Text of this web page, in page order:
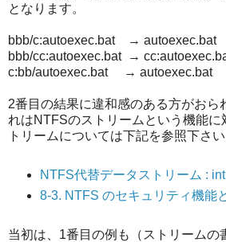
となります。
bbb/c:autoexec.bat → autoexec.bat
bbb/cc:autoexec.bat →
c:bb/autoexec.bat → autoexec.bat
2番目の結果に違和感のある方がおら
れはNTFSのストリームという機能に
トリームについては下記を参照下さい
NTFS代替データストリーム :
8-3. NTFS のセキュリティ機能
当初は、1番目の例も（ストリームの